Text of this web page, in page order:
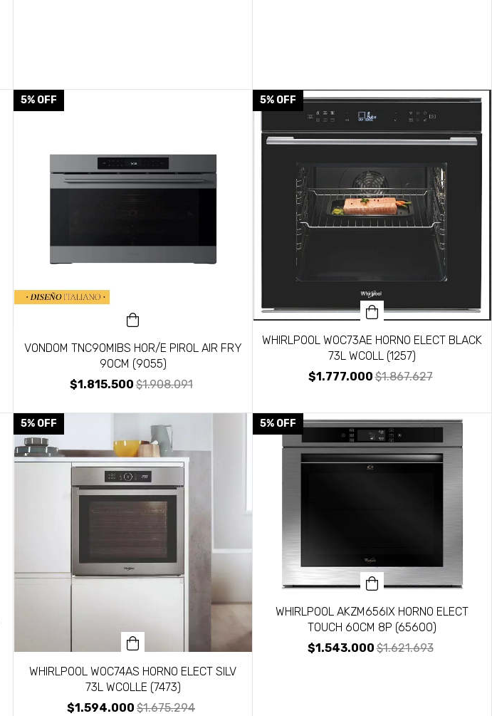
5% OFF
VONDOM TNC90MIBS HOR/E PIROL AIR FRY
90CM (9055)
$1.815.500$1.908.091
5% OFF
WHIRLPOOL WOC73AE HORNO ELECT BLACK
73L WCOLL (1257)
$1.777.000$1.867.627
5% OFF
WHIRLPOOL WOC74AS HORNO ELECT SILV
73L WCOLLE (7473)
$1.594.000 $1.675.294
5% OFF
WHIRLPOOL AKZM656IX HORNO ELECT
TOUCH 60CM 8P (65600)
$1.543.000$1.621.693